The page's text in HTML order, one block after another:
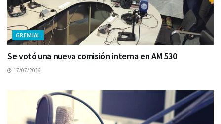
GREMIAL
Se votó una nueva comisión interna en AM 530
17/07/2026